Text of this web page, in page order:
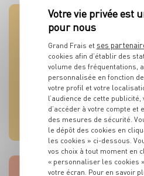
Les conseils de votre
La température idéale de
effervescents se situe entre
accentue leur pétillant et leur
toute leur personnalité en
En lire plus
Grand Frais et ses
cookies afin d’établir des
volume des fréquentations,
personnalisée en fonction
votre profil et votre
l’audience de cette
d’accéder à votre compte
des mesures de sécurité.
le dépôt des cookies en
les cookies » ci-dessous.
vos choix à tout moment en
« personnaliser les cookies
votre écran. Pour en savoir